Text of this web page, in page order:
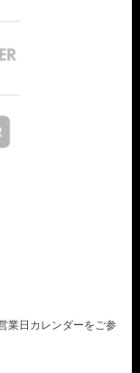
業日カレンダーをご参